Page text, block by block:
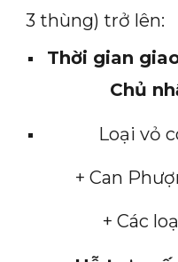
3 thùng) trở lên:
Thời gian
Chủ
Loại vỏ
+ Can
+ Các